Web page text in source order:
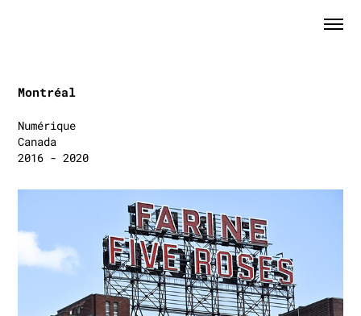
Montréal
Numérique
Canada
2016 - 2020